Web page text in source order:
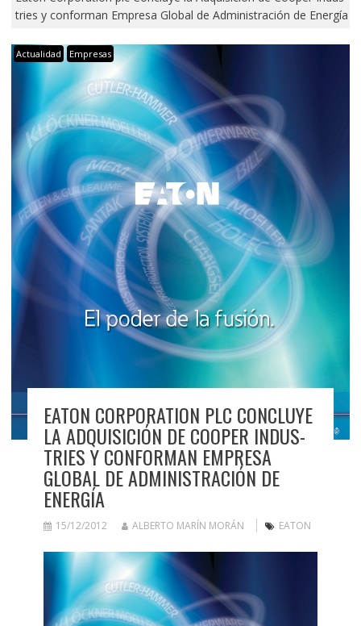
tries y conforman Empresa Global de Administración de Energía
Actualidad Empresas
EATON CORPORATION PLC CONCLUYE
LA ADQUISICIÓN DE COOPER INDUS-
TRIES Y CONFORMAN EMPRESA
GLOBAL DE ADMINISTRACIÓN DE
ENERGÍA
15/12/2012 ALBERTO MARÍN MORÁN EATON